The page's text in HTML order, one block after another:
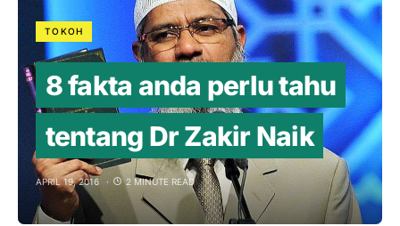
TOKOH
8 fakta anda perlu tahu
tentang Dr Zakir Naik
APRIL 19, 2016 2 MINUTE READ